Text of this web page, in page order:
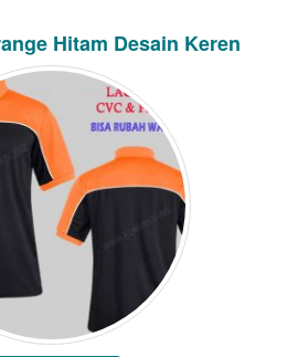
Hitam Desain Keren